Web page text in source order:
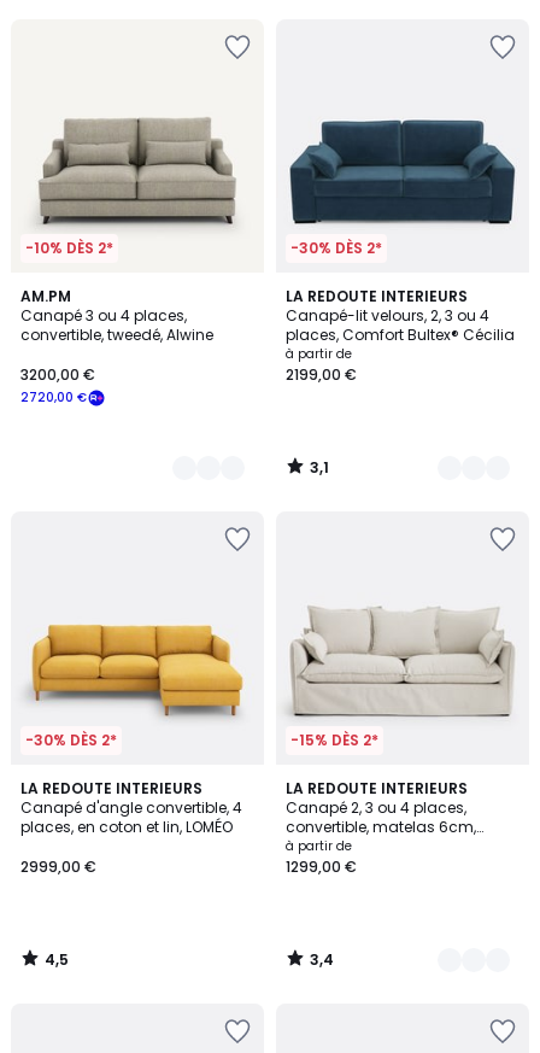
-10% DÈS 2*
AM.PM
Canapé 3 ou 4 places,
convertible, tweedé, Alwine
2720,00 €
3200,00 €
3
Couleurs
-30% DÈS 2*
LA REDOUTE INTERIEURS
Canapé-lit velours, 2, 3 ou 4
places, Comfort Bultex® Cécilia
à partir de
2199,00 €
3,1
/
5
7
Couleurs
3,1
/
-30% DÈS 2*
LA REDOUTE INTERIEURS
Canapé d'angle convertible, 4
places, en coton et lin, LOMÉO
2999,00 €
4,5
/ 5
4,5
/
-15% DÈS 2*
LA REDOUTE INTERIEURS
Canapé 2, 3 ou 4 places,
convertible, matelas 6cm,
dehoussable, polyester, ODNA
à partir de
1299,00 €
3,4
/ 5
4
Couleurs
3,4
/